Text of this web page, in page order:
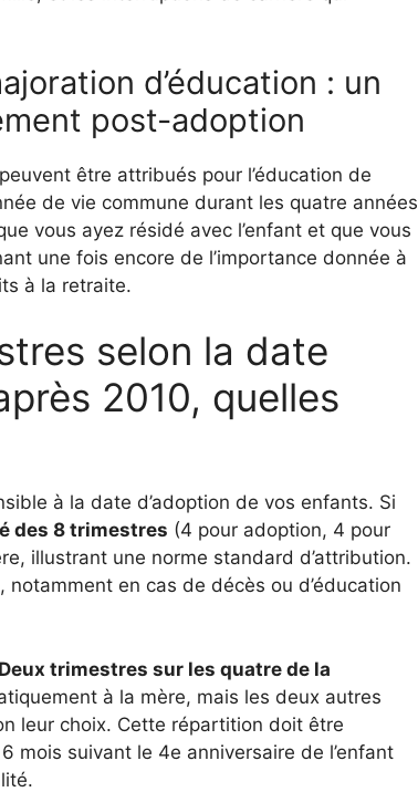
d’éducation : un
post-adoption
peuvent être attribués pour l’éducation de
de vie commune durant les quatre années
vous ayez résidé avec l’enfant et que vous
une fois encore de l’importance donnée à
à la retraite.
selon la date
2010, quelles
à la date d’adoption de vos enfants. Si
des 8 trimestres (4 pour adoption, 4 pour
illustrant une norme standard d’attribution.
en cas de décès ou d’éducation
Deux trimestres sur les quatre de la
à la mère, mais les deux autres
leur choix. Cette répartition doit être
mois suivant le 4e anniversaire de l’enfant